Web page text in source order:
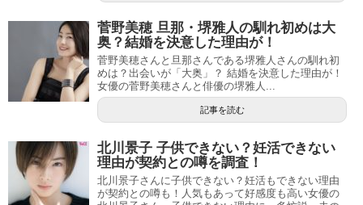
菅野美穂 旦那・堺雅人の馴れ初めは大
奥？結婚を決意した理由が！
菅野美穂さんと旦那さんである堺雅人さんの馴れ初
めは？出会いが「大奥」？ 結婚を決意した理由が！
女優の菅野美穂さんと俳優の堺雅人...
記事を読む
北川景子 子供できない？妊活できない
理由が契約との噂を調査！
北川景子さんに子供できない？妊活もできない理由
が契約との噂も！人気もあって好感度も高い女優の